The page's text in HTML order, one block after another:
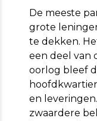
De meeste
grote
te dekken.
een deel van
oorlog bleef
en
zwaardere